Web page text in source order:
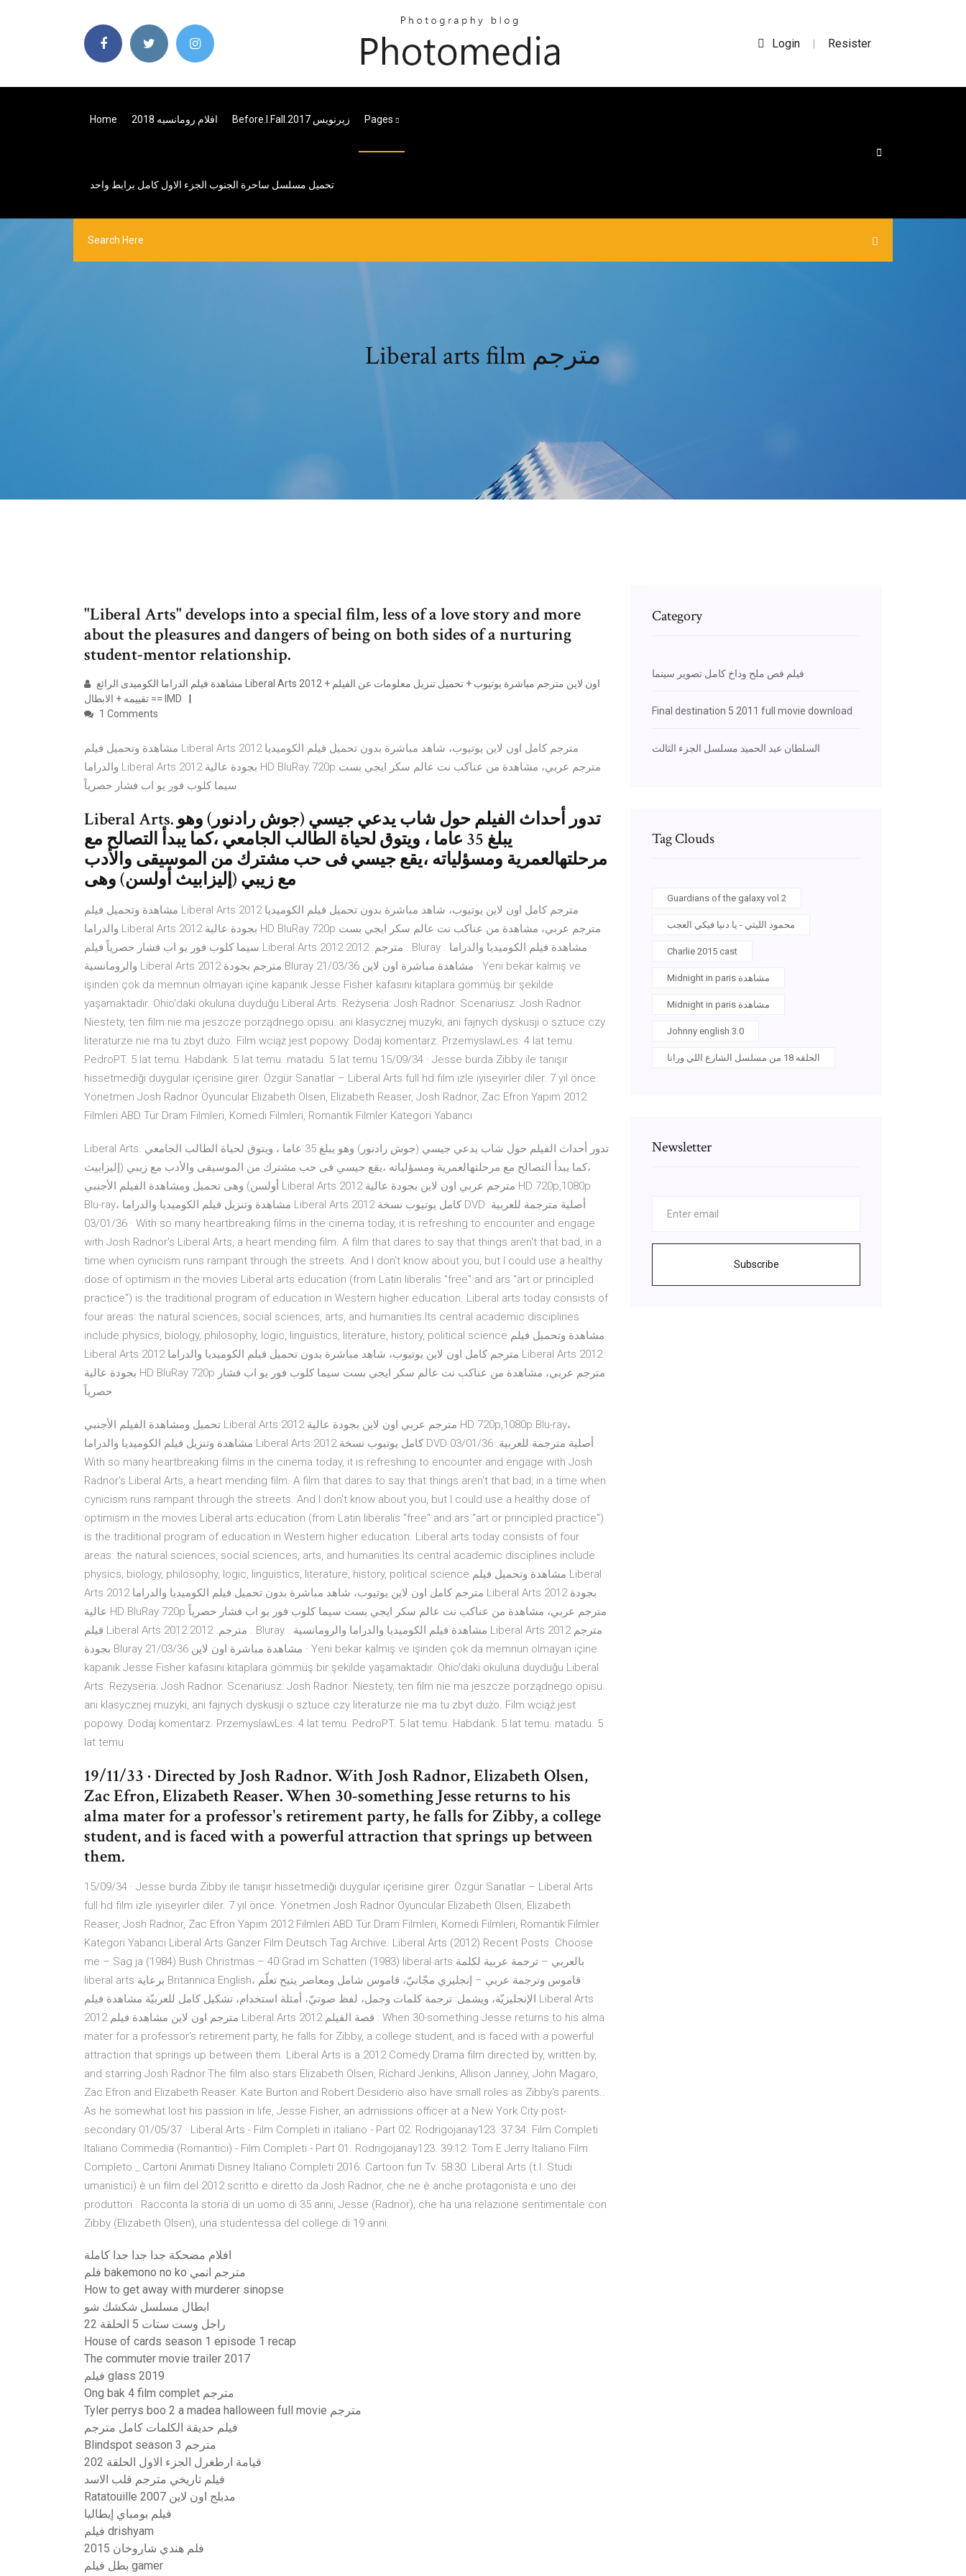
Login | Resister
Home افلام رومانسيه 2018 Before.i.fall.2017 زیرنویس Pages
تحميل مسلسل ساحرة الجنوب الجزء الاول كامل برابط واحد
Liberal arts film مترجم
"Liberal Arts" develops into a special film, less of a love story and more
about the pleasures and dangers of being on both sides of a nurturing
student-mentor relationship.
تقييمه + الابطال == IMD
1 Comments
مشاهدة وتحميل فيلم Liberal Arts 2012 مترجم كامل اون لاين يوتيوب، شاهد مباشرة بدون تحميل فيلم الكوميديا
والدراما Liberal Arts 2012 بجودة عالية HD BluRay 720p مترجم عربي، مشاهدة من عناكب نت عالم سكر ايجي بست
سيما كلوب فور يو اب فشار حصرياً
Liberal Arts. تدور أحداث الفيلم حول شاب يدعي جيسي (جوش رادنور) وهو
يبلغ 35 عاما ، ويتوق لحياة الطالب الجامعي ،كما يبدأ التصالح مع
مرحلتهالعمرية ومسؤلياته ،يقع جيسي فى حب مشترك من الموسيقى والأدب
مع زيبي (إليزابيث أولسن) وهى
مشاهدة وتحميل فيلم Liberal Arts 2012 مترجم كامل اون لاين يوتيوب، شاهد مباشرة بدون تحميل فيلم الكوميديا
والدراما Liberal Arts 2012 بجودة عالية HD BluRay 720p مترجم عربي، مشاهدة من عناكب نت عالم سكر ايجي بست
سيما كلوب فور يو اب فشار حصرياً فيلم Liberal Arts 2012 مترجم. 2012 . Bluray . مشاهدة فيلم الكوميديا والدراما
والرومانسية Liberal Arts 2012 مترجم بجودة Bluray مشاهدة مباشرة اون لاين 21/03/36 · Yeni bekar kalmış ve
işinden çok da memnun olmayan içine kapanık Jesse Fisher kafasını kitaplara gömmüş bir şekilde
yaşamaktadır. Ohio'daki okuluna duyduğu Liberal Arts. Reżyseria: Josh Radnor. Scenariusz: Josh Radnor.
Niestety, ten film nie ma jeszcze porządnego opisu. ani klasycznej muzyki, ani fajnych dyskusji o sztuce czy
literaturze nie ma tu zbyt dużo. Film wciąż jest popowy. Dodaj komentarz. PrzemyslawLes. 4 lat temu.
PedroPT. 5 lat temu. Habdank. 5 lat temu. matadu. 5 lat temu 15/09/34 · Jesse burda Zibby ile tanışır
hissetmediği duygular içerisine girer. Özgür Sanatlar – Liberal Arts full hd film izle iyiseyirler diler. 7 yıl önce.
Yönetmen Josh Radnor Oyuncular Elizabeth Olsen, Elizabeth Reaser, Josh Radnor, Zac Efron Yapım 2012
Filmleri ABD Tür Dram Filmleri, Komedi Filmleri, Romantik Filmler Kategori Yabancı
Liberal Arts. تدور أحداث الفيلم حول شاب يدعي جيسي (جوش رادنور) وهو يبلغ 35 عاما ، ويتوق لحياة الطالب الجامعي
،كما يبدأ التصالح مع مرحلتهالعمرية ومسؤلياته ،يقع جيسي فى حب مشترك من الموسيقى والأدب مع زيبي (إليزابيث
أولسن) وهى تحميل ومشاهدة الفيلم الأجنبي Liberal Arts 2012 مترجم عربي اون لاين بجودة عالية HD 720p,1080p
Blu-ray، مشاهدة وتنزيل فيلم الكوميديا والدراما Liberal Arts 2012 كامل يوتيوب نسخة DVD أصلية مترجمة للعربية.
03/01/36 · With so many heartbreaking films in the cinema today, it is refreshing to encounter and engage
with Josh Radnor's Liberal Arts, a heart mending film. A film that dares to say that things aren't that bad, in a
time when cynicism runs rampant through the streets. And I don't know about you, but I could use a healthy
dose of optimism in the movies Liberal arts education (from Latin liberalis "free" and ars "art or principled
practice") is the traditional program of education in Western higher education. Liberal arts today consists of
four areas: the natural sciences, social sciences, arts, and humanities.Its central academic disciplines
include physics, biology, philosophy, logic, linguistics, literature, history, political science مشاهدة وتحميل فيلم
Liberal Arts 2012 مترجم كامل اون لاين يوتيوب، شاهد مباشرة بدون تحميل فيلم الكوميديا والدراما Liberal Arts 2012
بجودة عالية HD BluRay 720p مترجم عربي، مشاهدة من عناكب نت عالم سكر ايجي بست سيما كلوب فور يو اب فشار
حصرياً
تحميل ومشاهدة الفيلم الأجنبي Liberal Arts 2012 مترجم عربي اون لاين بجودة عالية HD 720p,1080p Blu-ray،
مشاهدة وتنزيل فيلم الكوميديا والدراما Liberal Arts 2012 كامل يوتيوب نسخة DVD أصلية مترجمة للعربية. 03/01/36 ·
With so many heartbreaking films in the cinema today, it is refreshing to encounter and engage with Josh
Radnor's Liberal Arts, a heart mending film. A film that dares to say that things aren't that bad, in a time when
cynicism runs rampant through the streets. And I don't know about you, but I could use a healthy dose of
optimism in the movies Liberal arts education (from Latin liberalis "free" and ars "art or principled practice")
is the traditional program of education in Western higher education. Liberal arts today consists of four
areas: the natural sciences, social sciences, arts, and humanities.Its central academic disciplines include
physics, biology, philosophy, logic, linguistics, literature, history, political science مشاهدة وتحميل فيلم Liberal
Arts 2012 مترجم كامل اون لاين يوتيوب، شاهد مباشرة بدون تحميل فيلم الكوميديا والدراما Liberal Arts 2012 بجودة
عالية HD BluRay 720p مترجم عربي، مشاهدة من عناكب نت عالم سكر ايجي بست سيما كلوب فور يو اب فشار حصرياً
فيلم Liberal Arts 2012 مترجم. 2012 . Bluray . مشاهدة فيلم الكوميديا والدراما والرومانسية Liberal Arts 2012 مترجم
بجودة Bluray مشاهدة مباشرة اون لاين 21/03/36 · Yeni bekar kalmış ve işinden çok da memnun olmayan içine
kapanık Jesse Fisher kafasını kitaplara gömmüş bir şekilde yaşamaktadır. Ohio'daki okuluna duyduğu Liberal
Arts. Reżyseria: Josh Radnor. Scenariusz: Josh Radnor. Niestety, ten film nie ma jeszcze porządnego opisu.
ani klasycznej muzyki, ani fajnych dyskusji o sztuce czy literaturze nie ma tu zbyt dużo. Film wciąż jest
popowy. Dodaj komentarz. PrzemyslawLes. 4 lat temu. PedroPT. 5 lat temu. Habdank. 5 lat temu. matadu. 5
lat temu
19/11/33 · Directed by Josh Radnor. With Josh Radnor, Elizabeth Olsen,
Zac Efron, Elizabeth Reaser. When 30-something Jesse returns to his
alma mater for a professor's retirement party, he falls for Zibby, a college
student, and is faced with a powerful attraction that springs up between
them.
15/09/34 · Jesse burda Zibby ile tanışır hissetmediği duygular içerisine girer. Özgür Sanatlar – Liberal Arts
full hd film izle iyiseyirler diler. 7 yıl önce. Yönetmen Josh Radnor Oyuncular Elizabeth Olsen, Elizabeth
Reaser, Josh Radnor, Zac Efron Yapım 2012 Filmleri ABD Tür Dram Filmleri, Komedi Filmleri, Romantik Filmler
Kategori Yabancı Liberal Arts Ganzer Film Deutsch Tag Archive. Liberal Arts (2012) Recent Posts. Choose
me – Sag ja (1984) Bush Christmas – 40 Grad im Schatten (1983) liberal arts بالعربي – ترجمة عربية لكلمة
liberal arts برعاية Britannica English، قاموس وترجمة عربي – إنجليزي مجّانيّ، قاموس شامل ومعاصر يتيح تعلّم
الإنجليزيّة، ويشمل: ترجمة كلمات وجمل، لفظ صوتيّ، أمثلة استخدام، تشكيل كامل للعربيّة مشاهدة فيلم Liberal Arts
2012 مترجم اون لاين مشاهدة فيلم Liberal Arts 2012 قصة الفيلم : When 30-something Jesse returns to his alma
mater for a professor’s retirement party, he falls for Zibby, a college student, and is faced with a powerful
attraction that springs up between them. Liberal Arts is a 2012 Comedy Drama film directed by, written by,
and starring Josh Radnor.The film also stars Elizabeth Olsen, Richard Jenkins, Allison Janney, John Magaro,
Zac Efron and Elizabeth Reaser. Kate Burton and Robert Desiderio also have small roles as Zibby's parents..
As he somewhat lost his passion in life, Jesse Fisher, an admissions officer at a New York City post-
secondary 01/05/37 · Liberal Arts - Film Completi in italiano - Part 02. Rodrigojanay123. 37:34. Film Completi
Italiano Commedia (Romantici) - Film Completi - Part 01. Rodrigojanay123. 39:12. Tom E Jerry Italiano Film
Completo _ Cartoni Animati Disney Italiano Completi 2016. Cartoon fun Tv. 58:30. Liberal Arts (t.l. Studi
umanistici) è un film del 2012 scritto e diretto da Josh Radnor, che ne è anche protagonista e uno dei
produttori.. Racconta la storia di un uomo di 35 anni, Jesse (Radnor), che ha una relazione sentimentale con
Zibby (Elizabeth Olsen), una studentessa del college di 19 anni.
افلام مضحكة جدا جدا جدا كاملة
فلم bakemono no ko مترجم انمي
How to get away with murderer sinopse
ابطال مسلسل شكشك شو
راجل وست ستات 5 الحلقة 22
House of cards season 1 episode 1 recap
The commuter movie trailer 2017
فيلم glass 2019
Ong bak 4 film complet مترجم
Tyler perrys boo 2 a madea halloween full movie مترجم
فيلم حديقة الكلمات كامل مترجم
Blindspot season 3 مترجم
قيامة ارطغرل الجزء الاول الحلقة 202
فيلم تاريخي مترجم قلب الاسد
Ratatouille 2007 مدبلج اون لاين
فيلم بومباي إيطاليا
فيلم drishyam
فلم هندي شاروخان 2015
بطل فيلم gamer
Category
فيلم فص ملح وداخ كامل تصوير سينما
Final destination 5 2011 full movie download
السلطان عبد الحميد مسلسل الجزء الثالث
Tag Clouds
Guardians of the galaxy vol 2
محمود الليثي - يا دنيا فيكي العجب
Charlie 2015 cast
Midnight in paris مشاهدة
Midnight in paris مشاهدة
Johnny english 3.0
الحلقه 18 من مسلسل الشارع اللي ورانا
Newsletter
Subscribe